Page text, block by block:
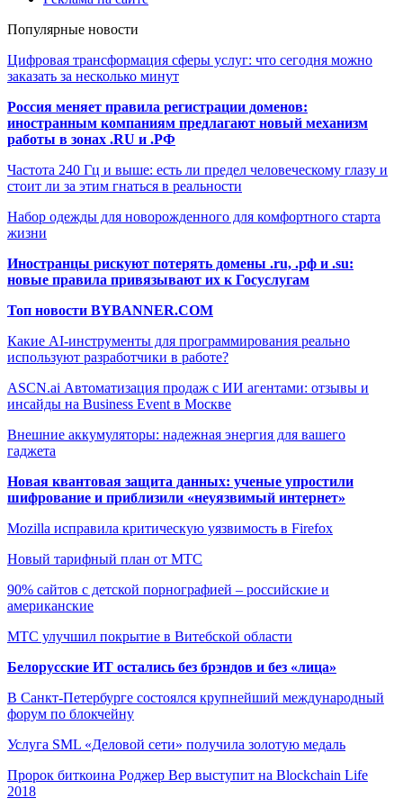
Популярные новости
Цифровая трансформация сферы услуг: что сегодня можно
заказать за несколько минут
Россия меняет правила регистрации доменов:
иностранным компаниям предлагают новый механизм
работы в зонах .RU и .РФ
Частота 240 Гц и выше: есть ли предел человеческому глазу и
стоит ли за этим гнаться в реальности
Набор одежды для новорожденного для комфортного старта
жизни
Иностранцы рискуют потерять домены .ru, .рф и .su:
новые правила привязывают их к Госуслугам
Топ новости BYBANNER.COM
Какие AI-инструменты для программирования реально
используют разработчики в работе?
ASCN.ai Автоматизация продаж с ИИ агентами: отзывы и
инсайды на Business Event в Москве
Внешние аккумуляторы: надежная энергия для вашего
гаджета
Новая квантовая защита данных: ученые упростили
шифрование и приблизили «неуязвимый интернет»
Mozilla исправила критическую уязвимость в Firefox
Новый тарифный план от МТС
90% сайтов с детской порнографией – российские и
американские
МТС улучшил покрытие в Витебской области
Белорусские ИТ остались без брэндов и без «лица»
В Санкт-Петербурге состоялся крупнейший международный
форум по блокчейну
Услуга SML «Деловой сети» получила золотую медаль
Пророк биткоина Роджер Вер выступит на Blockchain Life
2018